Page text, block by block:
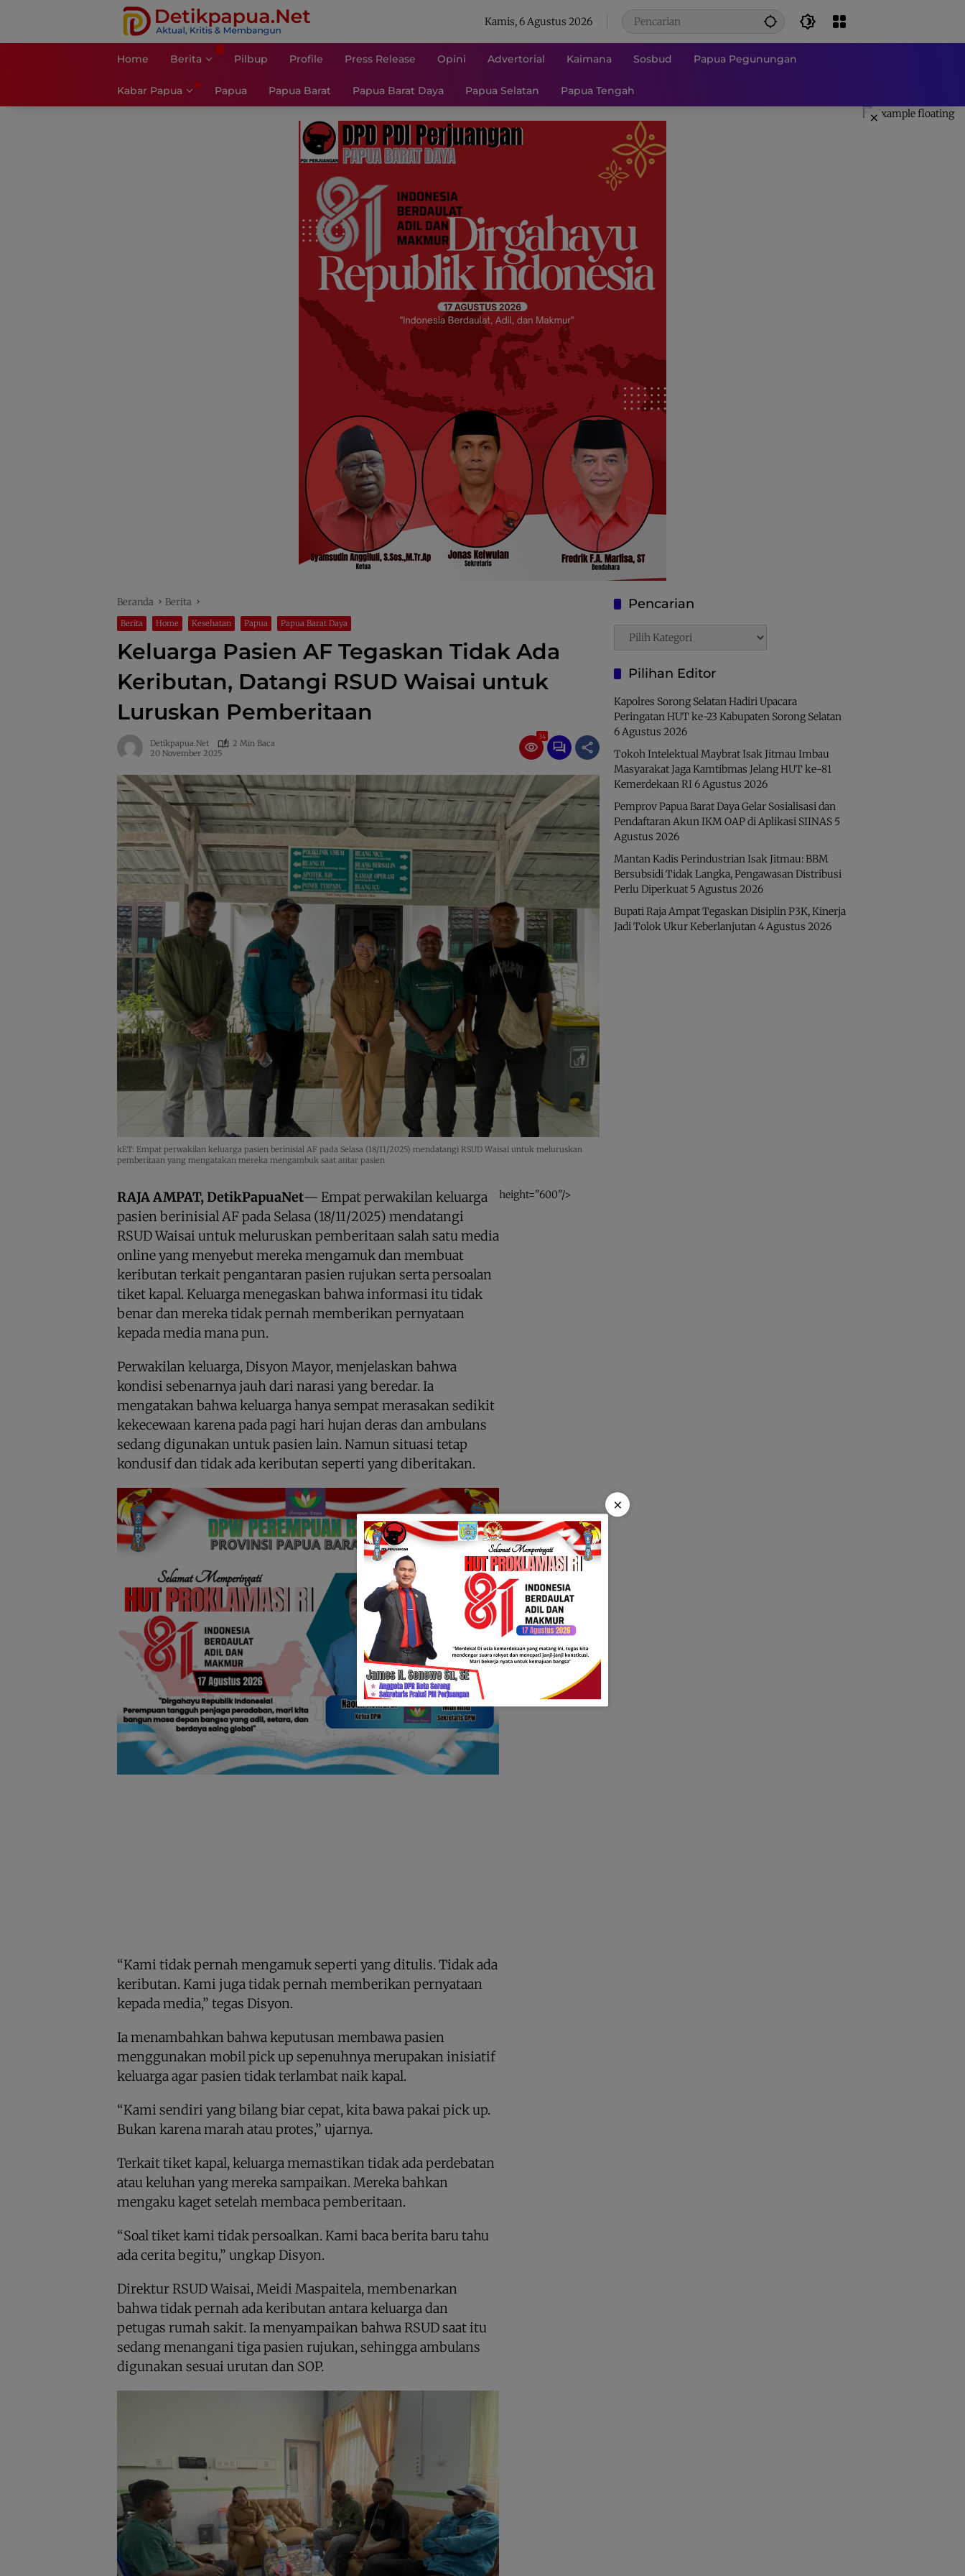
Kamis, 6 Agustus 2026
Home Berita Pilbup Profile Press Release Opini Advertorial Kaimana Sosbud Papua Pegunungan
Kabar Papua Papua Papua Barat Papua Barat Daya Papua Selatan Papua Tengah
×
Beranda Berita
Berita Home Kesehatan Papua Papua Barat Daya
Keluarga Pasien AF Tegaskan Tidak Ada
Keributan, Datangi RSUD Waisai untuk
Luruskan Pemberitaan
Detikpapua.net
2 Min Baca
20 November 2025
34
kET: Empat perwakilan keluarga pasien berinisial AF pada Selasa (18/11/2025) mendatangi RSUD Waisai untuk meluruskan
pemberitaan yang mengatakan mereka mengambuk saat antar pasien
RAJA AMPAT, DetikPapuaNet— Empat perwakilan keluarga
pasien berinisial AF pada Selasa (18/11/2025) mendatangi
RSUD Waisai untuk meluruskan pemberitaan salah satu media
online yang menyebut mereka mengamuk dan membuat
keributan terkait pengantaran pasien rujukan serta persoalan
tiket kapal. Keluarga menegaskan bahwa informasi itu tidak
benar dan mereka tidak pernah memberikan pernyataan
kepada media mana pun.
Perwakilan keluarga, Disyon Mayor, menjelaskan bahwa
kondisi sebenarnya jauh dari narasi yang beredar. Ia
mengatakan bahwa keluarga hanya sempat merasakan sedikit
kekecewaan karena pada pagi hari hujan deras dan ambulans
sedang digunakan untuk pasien lain. Namun situasi tetap
kondusif dan tidak ada keributan seperti yang diberitakan.
“Kami tidak pernah mengamuk seperti yang ditulis. Tidak ada
keributan. Kami juga tidak pernah memberikan pernyataan
kepada media,” tegas Disyon.
Ia menambahkan bahwa keputusan membawa pasien
menggunakan mobil pick up sepenuhnya merupakan inisiatif
keluarga agar pasien tidak terlambat naik kapal.
“Kami sendiri yang bilang biar cepat, kita bawa pakai pick up.
Bukan karena marah atau protes,” ujarnya.
Terkait tiket kapal, keluarga memastikan tidak ada perdebatan
atau keluhan yang mereka sampaikan. Mereka bahkan
mengaku kaget setelah membaca pemberitaan.
“Soal tiket kami tidak persoalkan. Kami baca berita baru tahu
ada cerita begitu,” ungkap Disyon.
Direktur RSUD Waisai, Meidi Maspaitela, membenarkan
bahwa tidak pernah ada keributan antara keluarga dan
petugas rumah sakit. Ia menyampaikan bahwa RSUD saat itu
sedang menangani tiga pasien rujukan, sehingga ambulans
digunakan sesuai urutan dan SOP.
height="600"/>
Pencarian
Pencarian
Pilihan Editor
Kapolres Sorong Selatan Hadiri Upacara
Peringatan HUT ke-23 Kabupaten Sorong Selatan
6 Agustus 2026
Tokoh Intelektual Maybrat Isak Jitmau Imbau
Masyarakat Jaga Kamtibmas Jelang HUT ke-81
Kemerdekaan RI6 Agustus 2026
Pemprov Papua Barat Daya Gelar Sosialisasi dan
Pendaftaran Akun IKM OAP di Aplikasi SIINAS 5
Agustus 2026
Mantan Kadis Perindustrian Isak Jitmau: BBM
Bersubsidi Tidak Langka, Pengawasan Distribusi
Perlu Diperkuat 5 Agustus 2026
Bupati Raja Ampat Tegaskan Disiplin P3K, Kinerja
Jadi Tolok Ukur Keberlanjutan4 Agustus 2026
×